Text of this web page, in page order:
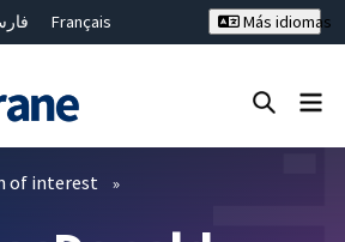
Français
繁體中文
Más idiomas
of interest